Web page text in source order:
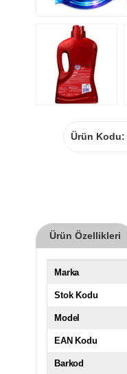
Ürün Kodu:
Ürün Özellikleri
Marka
Stok Kodu
Model
EAN Kodu
Barkod